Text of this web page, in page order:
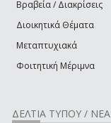
Βραβεία / Διακρίσεις
Διοικητικά Θέματα
Μεταπτυχιακά
Φοιτητική Μέριμνα
ΔΕΛΤΙΑ ΤΥΠΟΥ / ΝΕΑ